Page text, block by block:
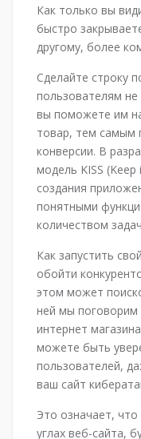
Как только вы
быстро
другому, более
Сделайте строку
пользователям
вы поможете им
товар, тем самым
конверсии. В
модель KISS
создания
понятными
количеством
Как запустить
обойти
этом может
ней мы поговорим
интернет
можете быть
пользователей,
ваш сайт
Это означает,
углах веб-сайта,